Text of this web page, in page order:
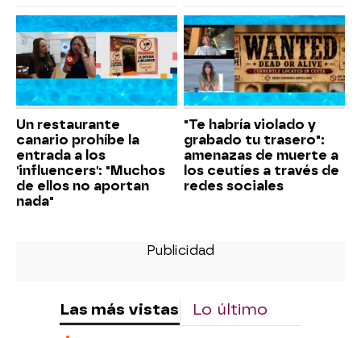
Un restaurante
canario prohíbe la
entrada a los
'influencers': "Muchos
de ellos no aportan
nada"
"Te habría violado y
grabado tu trasero":
amenazas de muerte a
los ceutíes a través de
redes sociales
Las más vistas Lo último